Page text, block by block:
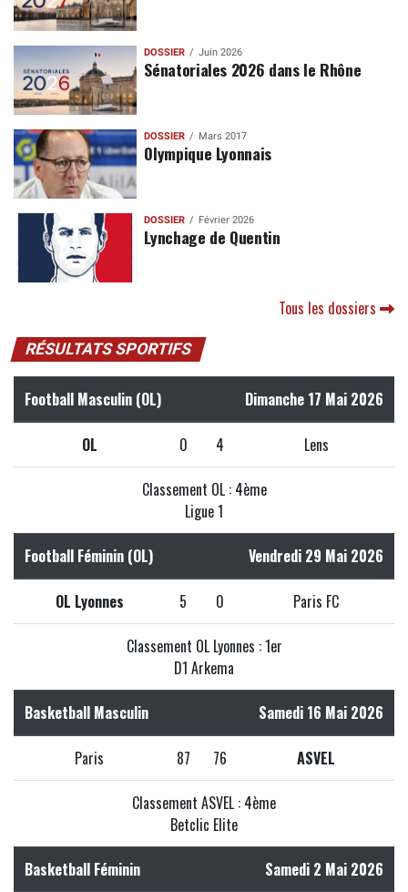
DOSSIER Juin 2026
Sénatoriales 2026 dans le Rhône
DOSSIER Mars 2017
Olympique Lyonnais
DOSSIER Février 2026
Lynchage de Quentin
Tous les dossiers
RÉSULTATS SPORTIFS
Football Masculin (OL) Dimanche 17 Mai 2026
OL 0 4 Lens
Classement OL : 4ème
Ligue 1
Football Féminin (OL) Vendredi 29 Mai 2026
OL Lyonnes 5 0 Paris FC
Classement OL Lyonnes : 1er
D1 Arkema
Basketball Masculin Samedi 16 Mai 2026
Paris 87 76 ASVEL
Classement ASVEL : 4ème
Betclic Elite
Basketball Féminin Samedi 2 Mai 2026